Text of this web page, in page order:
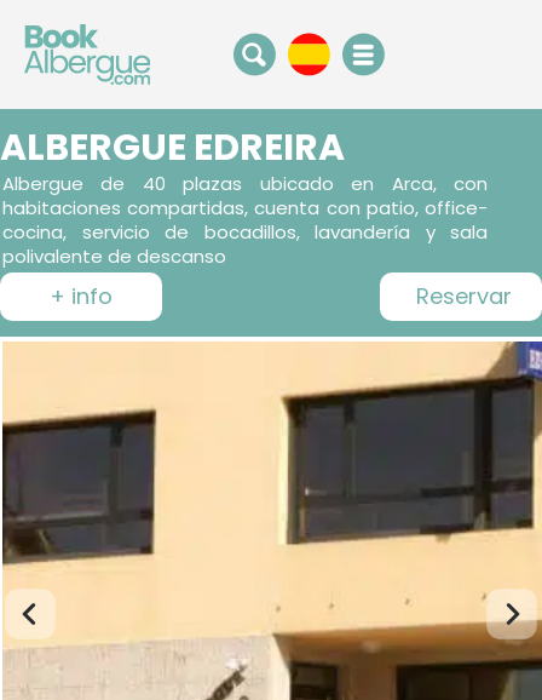
ALBERGUE EDREIRA
Albergue de 40 plazas ubicado en Arca, con
habitaciones compartidas, cuenta con patio, office-
cocina, servicio de bocadillos, lavandería y sala
polivalente de descanso
+ info Reservar